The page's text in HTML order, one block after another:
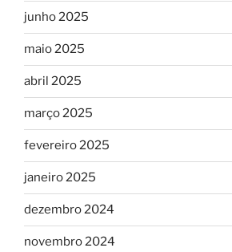
junho 2025
maio 2025
abril 2025
março 2025
fevereiro 2025
janeiro 2025
dezembro 2024
novembro 2024